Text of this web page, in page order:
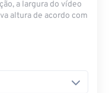
a largura do vídeo
altura de acordo com